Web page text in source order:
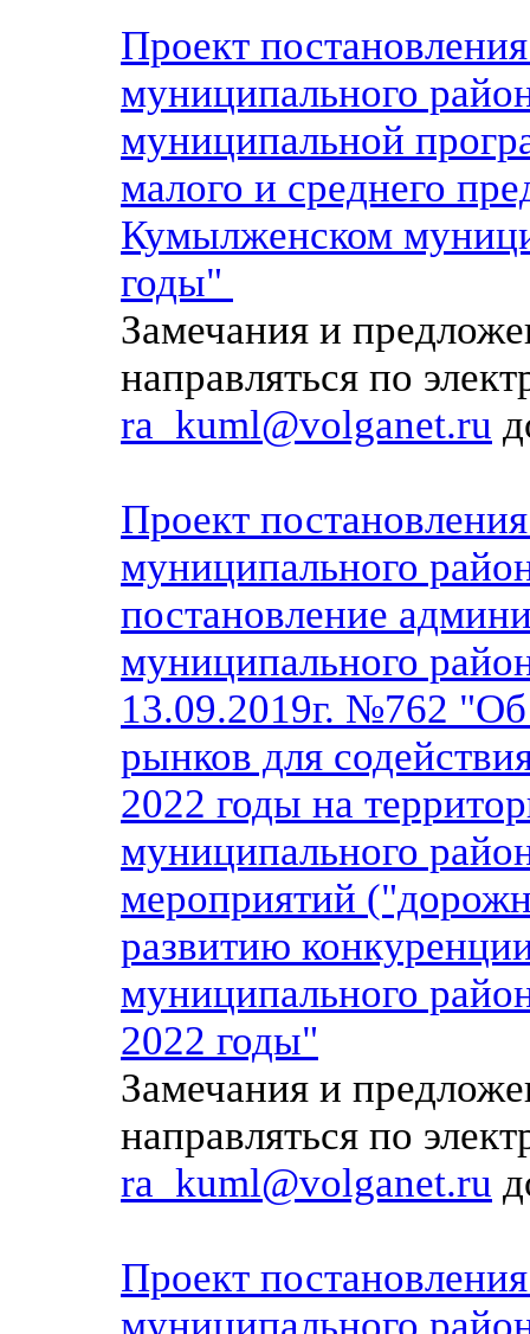
Проект постано
муниципального
муниципальной
малого и среднего
Кумылженском
годы"
Замечания и
направляться по
ra_kuml@volganet.ru
Проект постано
муниципального
постановление
муниципального райо
13.09.2019г. №762
рынков для
2022 годы на
муниципального
мероприятий
развитию
муниципального
2022 годы"
Замечания и
направляться по
ra_kuml@volganet.ru
Проект постано